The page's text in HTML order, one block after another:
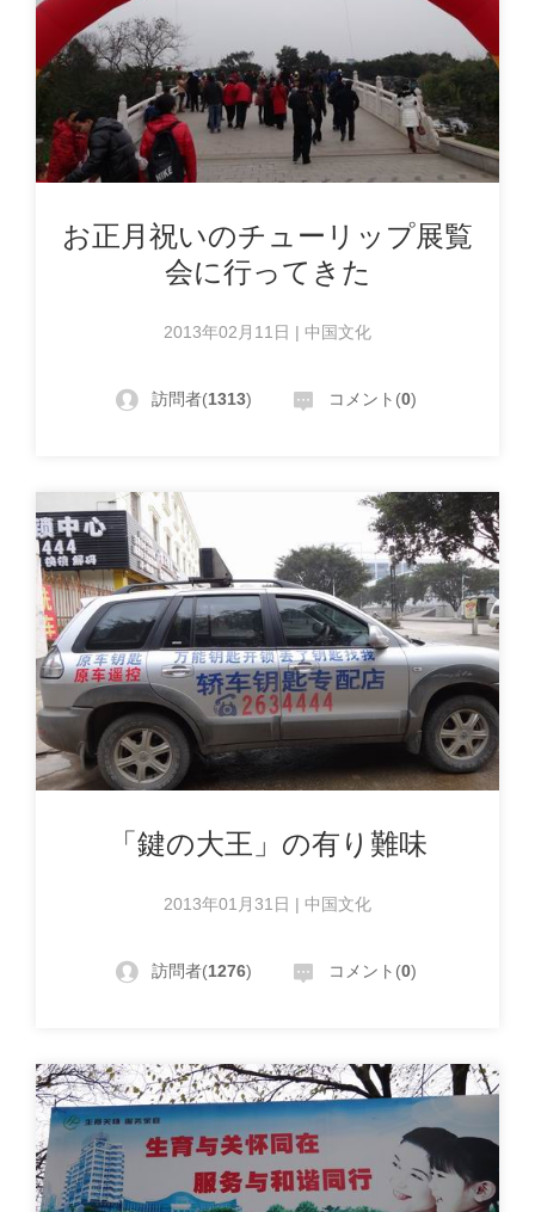
お正月祝いのチューリップ展覧
会に行ってきた
2013年02月11日 | 中国文化
訪問者(1313) コメント(0)
「鍵の大王」の有り難味
2013年01月31日 | 中国文化
訪問者(1276) コメント(0)